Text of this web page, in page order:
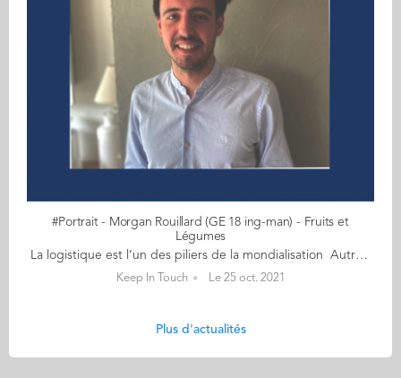
#Portrait - Morgan Rouillard (GE 18 ing-man) - Fruits et
Légumes
La logistique est l’un des piliers de la mondialisation Autrefois un brin sportif, Morgan Rouillard (GE 18) court, à présent, davantage après ses fruits et légumes, un monde exigeant qui ne dort jamais ! Avant même l'obtention de son double diplôme, Morgan se lance à l'assaut de ces denrées périssables et climatosensibles. Cet ingénieur-manager garde la banane en toutes circonstances et peut s'appuyer sur sa patience, son grand sens de l'écoute pour mener à bien ses missions. Actuellement acheteur fruits et légumes chez LIDL France, Morgan se confie sur son métier et cette filière bien spécifique... sans nous raconter de salades bien sûr ! 1) Qu’est-ce qui vous a attiré en premier : le métier d’acheteur ou le secteur ‘fruits et légumes’ ? Après un bac S, j’ai choisi de m’orienter vers le monde de l’Agriculture et de l’Alimentation pour deux raisons : - L’Homme aura toujours besoin de se nourrir ce qui implique que les métiers liés à l’alimentaire seront toujours présents ; - La répartition de la nourriture sur la planète est très mal faite. On peut nourrir l’ensemble de la population mondiale avec l’ensemble des ressources que l’on cultive/élève. Or la famine est encore présente dans de nombreux endroits. Je trouvais ce défi très intéressant. J’ai donc choisi de suivre le cursus ingénieur à l’ESA (Ecole Supérieure d’Agriculture) à Angers. N’étant pas issu du monde agricole et étant intéressé par tout ce qui touche au commerce, il m’a paru évidement de postuler à Audencia pour suivre le programme Ingénieur-Manager avec la majeure 'Supply Chain et Achats'. Pourquoi 'Supply Chain et Achats' ? Tout simplement parce que la logistique est l’un des piliers de la mondialisation et permet à toute entreprise d’atteindre ses objectifs en terme de temps et de réduire ses coûts. Quant à l’achat, c’est un domaine qui m’intéresse avec la négociation des prix et le relationnel avec le client. Il s’agit d’une fonction majeure au sein des entreprises. Suite à cela, j’ai réalisé mon stage de fin d’études en tant qu’acheteur Fruits et Légumes à Leclerc, à la Scamark plus précisément (entité qui gère les marques distributeurs de Leclerc). J’ai été embauché et je suis resté un an à ce poste avant que LIDL me contacte pour devenir acheteur Fruits et Légumes chez eux. Cela fait maintenant trois ans que j’y suis. J’ai saisi cette occasion car même si Leclerc est n°1 en part de marché en grande distribution, LIDL reste l’une des enseignes les plus surveillées de part sa croissance et notamment en Fruits et Légumes. Par ailleurs, après avoir travaillé dans un mouvement indépendant (Leclerc), je voulais voir comment fonctionne une enseigne centralisée. 2) Quelles qualités et compétences requièrent votre poste ? Les compétences nécessaires à mon poste sont la connaissance produit (que l’on acquiert avec l’expérience), la réactivité (les fruits et légumes sont des denrées périssables et climatosensibles), la prise d’initiative et un bon relationnel (que ce soit vis-à-vis des fournisseurs ou des entrepôts). Il faut aussi être doté d’un esprit d’analyse afin d’obtenir la meilleure rentabilité sur ces produits et éviter les pertes en adaptant sa gamme de produits chaque semaine et en mettant en place des promotions au moment opportun. La rigueur est aussi de mise, mon métier étant avant tout opérationnel. il faut donc être organisé. 3) Votre journée type ? Je n’ai pas de journée type car aucune ne se ressemble. Je suis confronté à de nouvelles problématiques tous les jours. Je parlerai plutôt de semaine type. Chaque semaine, je négocie mes prix d’achat sur l’ensemble de ma gamme (que je fais varier d’une semaine à l’autre en fonction de la saisonnalité). Je fixe les prix de vente et définis les promotions pour les semaines à venir. Je m’assure de la qualité de mes produits à travers des dégustations afin de vérifier le respect des cahiers des charges que j’ai établis et je refuse ou non la marchandise qui arrive dans l’ensemble de nos entrepôts. A plus long terme, je réalise une veille concurrentielle pour garantir la cohérence de ma gamme de produits vis-à-vis de mes concurrents : prospection de nouveaux fournisseurs, lancement de nouveaux produits. Je gère également des projets en lien avec le packaging, la RSE et la communication, tel le lancement d’une nouvelle gamme de pommes de terre issues de l’agriculture régénératrice avec la mise de contrat de type tripartite. Pour m’épauler, un chargé d’approvisionnement s’occupe de la bonne gestion et répartition des volumes que j’achète au sein de nos différents entrepôts. 4) Quelles sont les difficultés, propres à votre domaine d’activité, auxquelles vous êtes confronté ? Les difficultés rencontrées sont surtout d’ordre logistique et climatologique. En effet, un problème de transport (marchandise qui n’arrive pas) peut avoir des conséquences : - Rupture en magasin ce qui peut entrainer une insatisfaction client - Perte du chiffre d’affaires Le climat affecte beaucoup mon métier. En effet, après de fortes pluies, un produit peut être beaucoup plus fragile et donc évoluer beaucoup plus rapidement en magasin, ce qui peut entraîner des pertes. De plus, cela peut provoquer un manque de disponibilité sur un produit et donc l’augmentation considérable de son prix d’achat ainsi que la difficulté à s’approvisionner pour couvrir le besoin de nos 1600 magasins. 5) Quel est votre meilleur souvenir à l'Ecole ? Les campagnes BDE bien sûr (quoi de mieux que de s’amuser) mais aussi les cours de simulation d’entreprise que j’ai pu faire à l’ESA et à Audencia... ce qui dénote des cours magistraux.
Keep In Touch Le 25 oct. 2021
Plus d'actualités